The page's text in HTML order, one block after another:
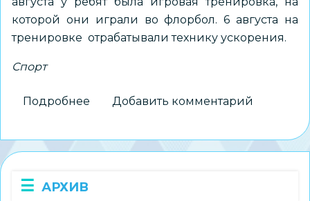
которой они играли во флорбол. 6 августа на
тренировке отрабатывали технику ускорения.
Спорт
Подробнее
ДЮФЦ
«СТАРТ»
Добавить комментарий
АРХИВ